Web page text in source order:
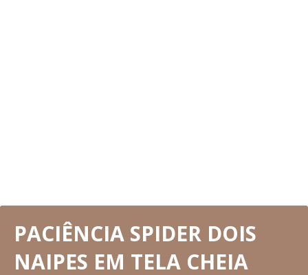
PACIÊNCIA SPIDER DOIS
NAIPES EM TELA CHEIA